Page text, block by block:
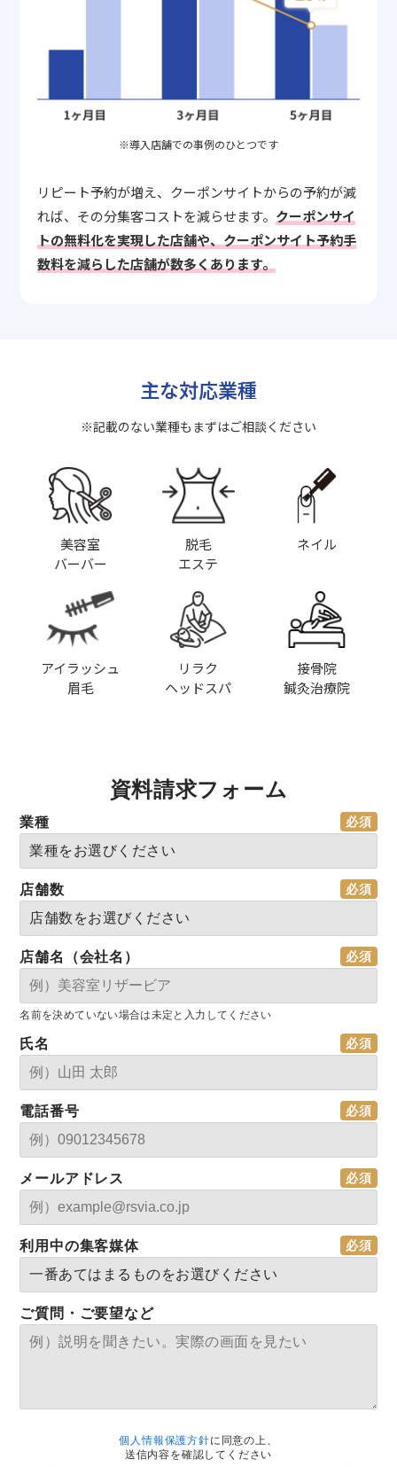
※導入店舗での事例のひとつです
リピート予約が増え、クーポンサイトからの予約が減
れば、その分集客コストを減らせます。クーポンサイ
トの無料化を実現した店舗や、クーポンサイト予約手
数料を減らした店舗が数多くあります。
主な対応業種
※記載のない業種もまずはご相談ください
美容室
バーバー
脱毛
エステ
ネイル
アイラッシュ
眉毛
リラク
ヘッドスパ
接骨院
鍼灸治療院
資料請求フォーム
業種
店舗数
店舗名（会社名）
名前を決めていない場合は未定と入力してください
氏名
電話番号
メールアドレス
利用中の集客媒体
ご質問・ご要望など
個人情報保護方針に同意の上、
送信内容を確認してください